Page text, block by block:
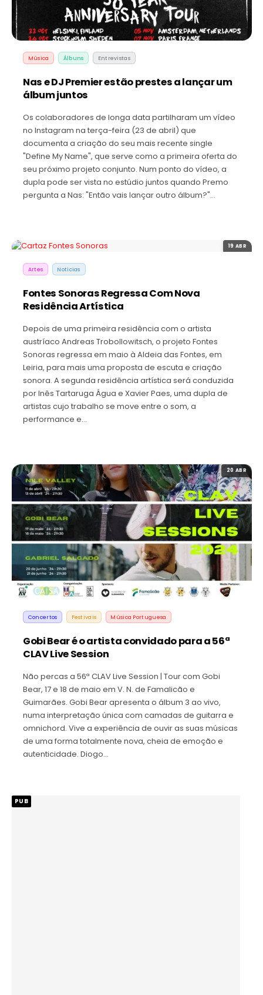
Música Álbuns Entrevistas
Nas e DJ Premier estão prestes a lançar um
álbum juntos
Os colaboradores de longa data partilharam um vídeo
no Instagram na terça-feira (23 de abril) que
documenta a criação do seu mais recente single
"Define My Name", que serve como a primeira oferta do
seu próximo projeto conjunto. Num ponto do vídeo, a
dupla pode ser vista no estúdio juntos quando Premo
pergunta a Nas: "Então vais lançar outro álbum?"…
19 ABR
Artes Noticias
Fontes Sonoras Regressa Com Nova
Residência Artística
Depois de uma primeira residência com o artista
austríaco Andreas Trobollowitsch, o projeto Fontes
Sonoras regressa em maio à Aldeia das Fontes, em
Leiria, para mais uma proposta de escuta e criação
sonora. A segunda residência artística será conduzida
por Inês Tartaruga Água e Xavier Paes, uma dupla de
artistas cujo trabalho se move entre o som, a
performance e…
20 ABR
Concertos Festivais Música Portuguesa
Gobi Bear é o artista convidado para a 56ª
CLAV Live Session
Não percas a 56ª CLAV Live Session | Tour com Gobi
Bear, 17 e 18 de maio em V. N. de Famalicão e
Guimarães. Gobi Bear apresenta o álbum 3 ao vivo,
numa interpretação única com camadas de guitarra e
omnichord. Vive a experiência de ouvir as suas músicas
de uma forma totalmente nova, cheia de emoção e
autenticidade. Diogo…
PUB